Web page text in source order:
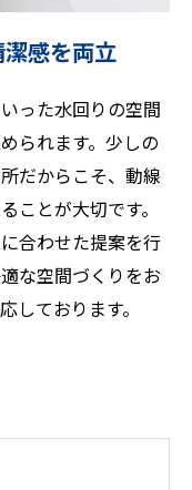
感を両立
った水回りの空間
られます。少しの
だからこそ、動線
ことが大切です。
合わせた提案を行
な空間づくりをお
しております。